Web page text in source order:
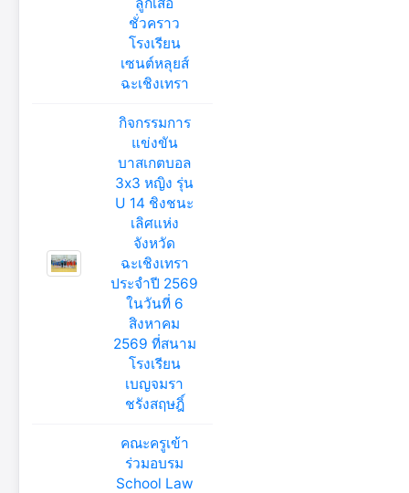
ชั่วคราว
โรงเรียน
เซนต์หลุยส์
ฉะเชิงเทรา
กิจกรรมการ
แข่งขัน
บาสเกตบอล
3x3 หญิง รุ่น
U 14 ชิงชนะ
เลิศแห่ง
จังหวัด
ฉะเชิงเทรา
ประจำปี 2569
ในวันที่ 6
สิงหาคม
2569 ที่สนาม
โรงเรียน
เบญจมรา
ชรังสฤษฎิ์
คณะครูเข้า
ร่วมอบรม
School Law